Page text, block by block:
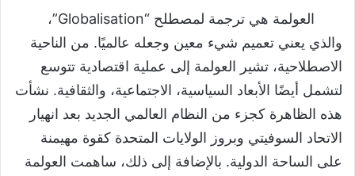
العولمة هي ترجمة لمصطلح “Globalisation”،
والذي يعني تعميم شيء معين وجعله عالميًا. من الناحية
الاصطلاحية، تشير العولمة إلى عملية اقتصادية تتوسع
لتشمل أيضًا الأبعاد السياسية، الاجتماعية، والثقافية. نشأت
هذه الظاهرة كجزء من النظام العالمي الجديد بعد انهيار
الاتحاد السوفيتي وبروز الولايات المتحدة كقوة مهيمنة
على الساحة الدولية. بالإضافة إلى ذلك، ساهمت العولمة